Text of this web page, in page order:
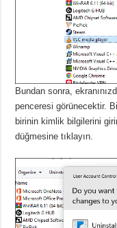
Bundan sonra,
penceresi görünecektir.
birinin kimlik bilgilerini
düğmesine tıklayın.